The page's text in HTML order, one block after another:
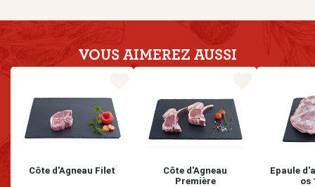
VOUS AIMEREZAUSSI
Côte d'Agneau Filet
Côte d'Agneau
Première
Epaule
os